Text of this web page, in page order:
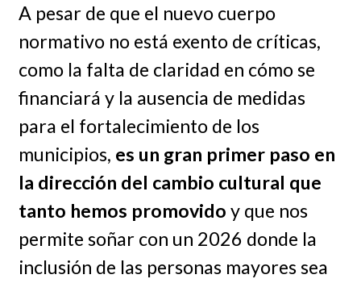
A pesar de que el nuevo cuerpo
normativo no está exento de críticas,
como la falta de claridad en cómo se
financiará y la ausencia de medidas
para el fortalecimiento de los
municipios, es un gran primer paso en
la dirección del cambio cultural que
tanto hemos promovido y que nos
permite soñar con un 2026 donde la
inclusión de las personas mayores sea